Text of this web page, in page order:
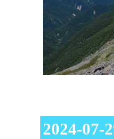
2024-